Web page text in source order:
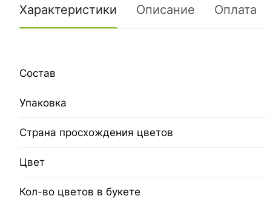
Характеристики Описание Оплата
Состав
Упаковка
Страна просхождения цветов
Цвет
Кол-во цветов в букете